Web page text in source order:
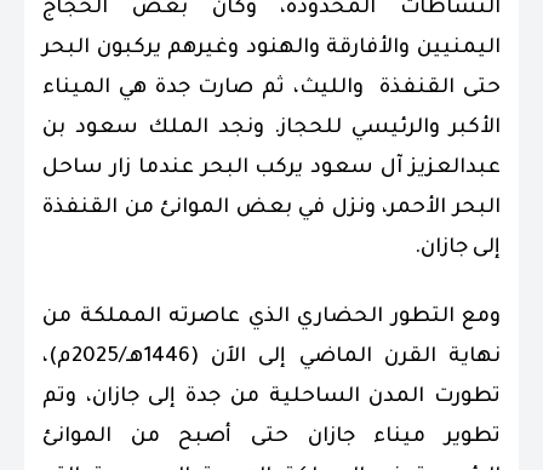
النشاطات المحدودة، وكان بعض الحجاج
اليمنيين والأفارقة والهنود وغيرهم يركبون البحر
حتى القنفذة والليث، ثم صارت جدة هي الميناء
الأكبر والرئيسي للحجاز. ونجد الملك سعود بن
عبدالعزيز آل سعود يركب البحر عندما زار ساحل
البحر الأحمر، ونزل في بعض الموانئ من القنفذة
إلى جازان.
ومع التطور الحضاري الذي عاصرته المملكة من
نهاية القرن الماضي إلى الآن (1446هـ/2025م)،
تطورت المدن الساحلية من جدة إلى جازان، وتم
تطوير ميناء جازان حتى أصبح من الموانئ